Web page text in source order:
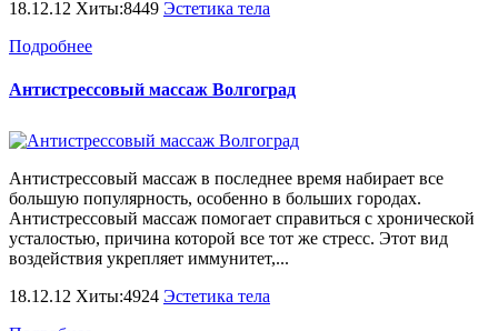
18.12.12 Хиты:8449 Эстетика тела
Подробнее
Антистрессовый массаж Волгоград
Антистрессовый массаж в последнее время набирает все
большую популярность, особенно в больших городах.
Антистрессовый массаж помогает справиться с хронической
усталостью, причина которой все тот же стресс. Этот вид
воздействия укрепляет иммунитет,...
18.12.12 Хиты:4924 Эстетика тела